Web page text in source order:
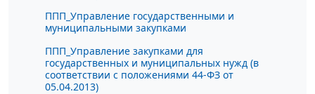
ППП_Управление государственными и
муниципальными закупками
ППП_Управление закупками для
государственных и муниципальных нужд (в
соответствии с положениями 44-ФЗ от
05.04.2013)